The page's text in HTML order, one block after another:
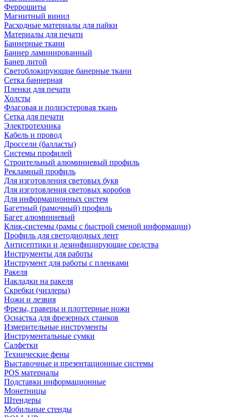
Феррошиты
Магнитный винил
Расходные материалы для пайки
Материалы для печати
Баннерные ткани
Баннер ламинированный
Банер литой
Светоблокирующие банерные ткани
Сетка баннерная
Пленки для печати
Холсты
Флаговая и полиэстеровая ткань
Сетка для печати
Электротехника
Кабель и провод
Дроссели (балласты)
Системы профилей
Строительный алюминиевый профиль
Рекламный профиль
Для изготовления световых букв
Для изготовления световых коробов
Для информационных систем
Багетный (рамочный) профиль
Багет алюминиевый
Клик-системы (рамы с быстрой сменой информации)
Профиль для светодиодных лент
Антисептики и дезинфицирующие средства
Инструменты для работы
Инструмент для работы с пленками
Ракеля
Накладки на ракеля
Скребки (чизлеры)
Ножи и лезвия
Фрезы, граверы и плоттерные ножи
Оснастка для фрезерных станков
Измерительные инструменты
Инструментальные сумки
Салфетки
Технические фены
Выставочные и презентационные системы
POS материалы
Подставки информационные
Монетницы
Штендеры
Мобильные стенды